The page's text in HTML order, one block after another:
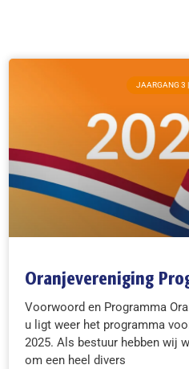
JAARGANG 3
Oranjevereniging
Voorwoord en Programma
u ligt weer het programma
2025. Als bestuur hebben wij
om een heel divers